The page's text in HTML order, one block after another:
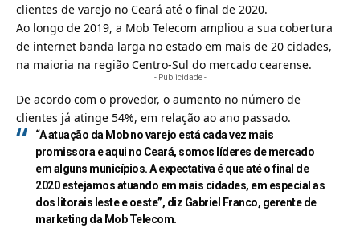
clientes de varejo no Ceará até o final de 2020.
Ao longo de 2019, a Mob Telecom ampliou a sua cobertura
de internet banda larga no estado em mais de 20 cidades,
na maioria na região Centro-Sul do mercado cearense.
- Publicidade -
De acordo com o provedor, o aumento no número de
clientes já atinge 54%, em relação ao ano passado.
“A atuação da Mob no varejo está cada vez mais
promissora e aqui no Ceará, somos líderes de mercado
em alguns municípios. A expectativa é que até o final de
2020 estejamos atuando em mais cidades, em especial as
dos litorais leste e oeste”, diz Gabriel Franco, gerente de
marketing da Mob Telecom.